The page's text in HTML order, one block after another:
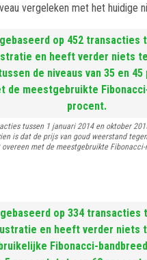
vergeleken met het huidige
tussen 1 januari 2014 en oktober
is dat de prijs van goud weerstand
met de meestgebruikte